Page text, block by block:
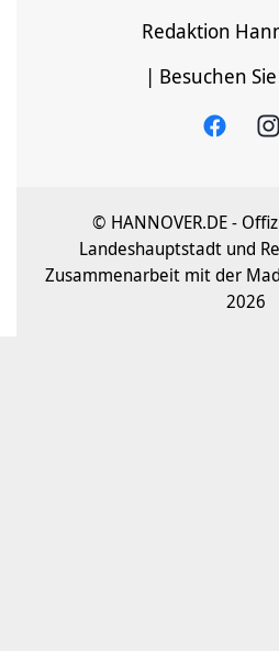
Redaktion
| Besuchen
© HANNOVER.DE -
Landeshauptstadt und
Zusammenarbeit mit der
2026